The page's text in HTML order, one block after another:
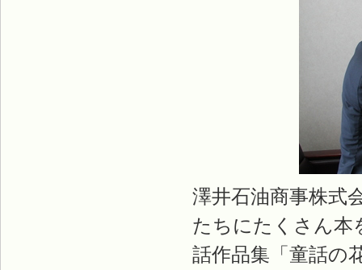
澤井石油商事株式
たちにたくさん本
話作品集「童話の